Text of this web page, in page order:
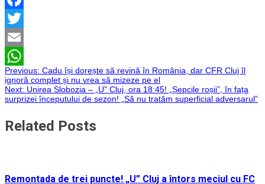
Facebook
Twitter
Email
WhatsApp
Navigare
în
articole
Previous: Cadu își dorește să revină în România, dar CFR Cluj îl
ignoră complet și nu vrea să mizeze pe el
Next: Unirea Slobozia – „U” Cluj, ora 18:45! „Șepcile roșii”, în fața
surprizei începutului de sezon! „Să nu tratăm superficial adversarul”
Related Posts
Remontada de trei puncte! „U” Cluj a întors meciul cu FC